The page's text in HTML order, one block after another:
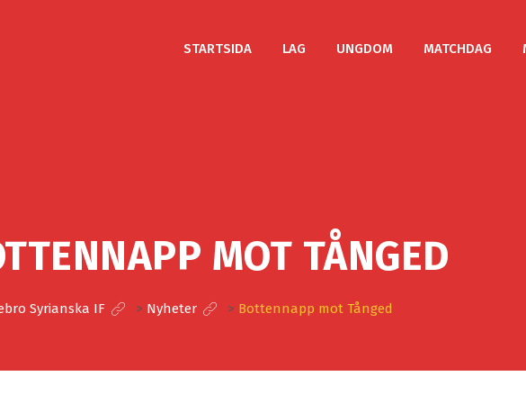
STARTSIDA LAG UNGDOM MATCHDAG
MOT TÅNGED
Syrianska IF > Nyheter > Bottennapp mot Tånged